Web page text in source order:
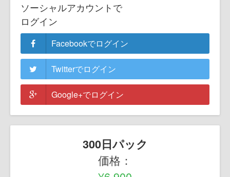
ソーシャルアカウントで
ログイン
Facebookでログイン
Twitterでログイン
Google+でログイン
300日パック
価格：